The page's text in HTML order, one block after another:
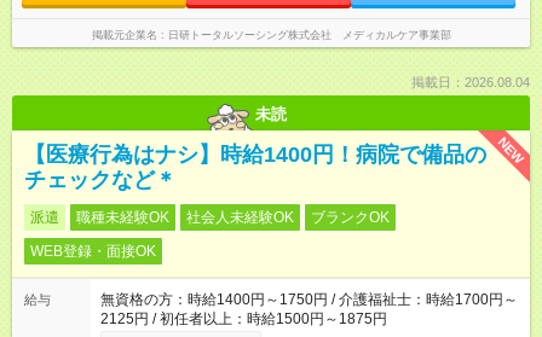
掲載元企業名 日研トータルソーシング株式会社 メディカルケア事業部
掲載日：2026.08.04
未読
NEW
【医療行為はナシ】時給1400円！病院で備品の
チェックなど＊
派遣 職種未経験OK 社会人未経験OK
ブランクOK
WEB登録・面接OK
給与
無資格の方：時給1400円～1750円 / 介護福祉士：時給1700円～
2125円 / 初任者以上：時給1500円～1875円